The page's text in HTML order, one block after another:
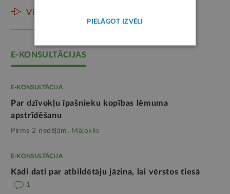
Visas preses relīzes
E-KONSULTĀCIJAS
E-KONSULTĀCIJA
Par dzīvokļu īpašnieku kopības lēmuma
apstrīdēšanu
Pirms 2 nedēļām, Mājoklis
E-KONSULTĀCIJA
Kādi dati par atbildētāju jāzina, lai vērstos tiesā
1
PIELĀGOT IZVĒLI